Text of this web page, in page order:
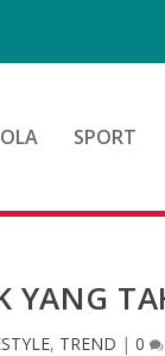
SPORT
YANG
, TREND | 0